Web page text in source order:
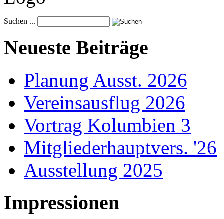
Suchen ...
Neueste Beiträge
Planung Ausst. 2026
Vereinsausflug 2026
Vortrag Kolumbien 3
Mitgliederhauptvers. '26
Ausstellung 2025
Impressionen